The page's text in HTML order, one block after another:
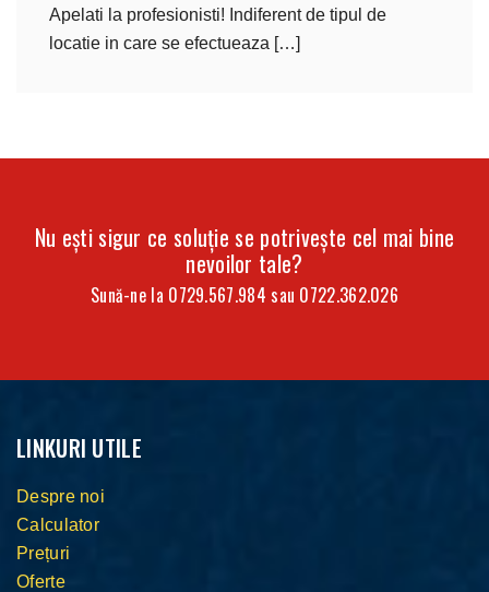
Apelati la profesionisti! Indiferent de tipul de
locatie in care se efectueaza […]
Nu ești sigur ce soluție se potrivește cel mai bine
nevoilor tale?
Sună-ne la 0729.567.984 sau 0722.362.026
LINKURI UTILE
Despre noi
Calculator
Prețuri
Oferte